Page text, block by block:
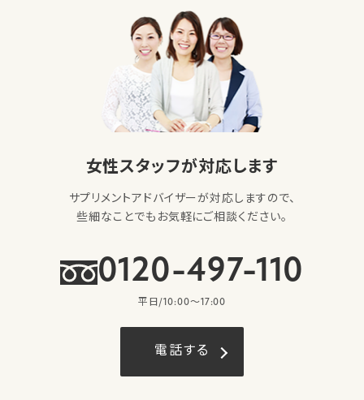
女性スタッフが対応します
サプリメントアドバイザーが対応しますので、
些細なことでもお気軽にご相談ください。
0120-497-110
平日/10:00〜17:00
電話する